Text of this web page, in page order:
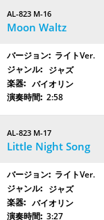
AL-823 M-16
Moon Waltz
ライトVer.
ジャズ
バイオリン
2:58
AL-823 M-17
Little Night Song
ライトVer.
ジャズ
バイオリン
3:27